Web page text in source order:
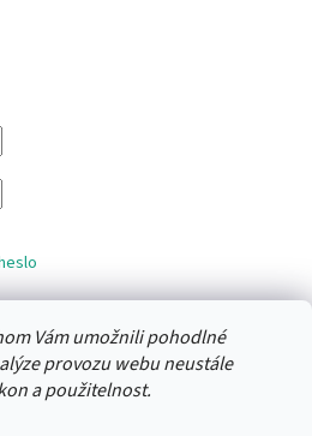
Vám umožnili pohodlné
provozu webu neustále
a použitelnost.
nebo
se přes Seznam